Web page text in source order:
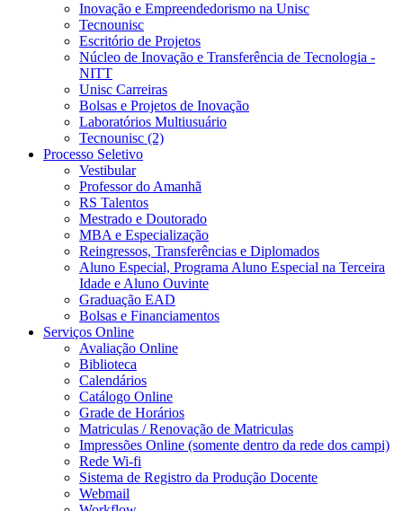
Inovação e Empreendedorismo na Unisc
Tecnounisc
Escritório de Projetos
Núcleo de Inovação e Transferência de Tecnologia -
NITT
Unisc Carreiras
Bolsas e Projetos de Inovação
Laboratórios Multiusuário
Tecnounisc (2)
Processo Seletivo
Vestibular
Professor do Amanhã
RS Talentos
Mestrado e Doutorado
MBA e Especialização
Reingressos, Transferências e Diplomados
Aluno Especial, Programa Aluno Especial na Terceira
Idade e Aluno Ouvinte
Graduação EAD
Bolsas e Financiamentos
Serviços Online
Avaliação Online
Biblioteca
Calendários
Catálogo Online
Grade de Horários
Matriculas / Renovação de Matriculas
Impressões Online (somente dentro da rede dos campi)
Rede Wi-fi
Sistema de Registro da Produção Docente
Webmail